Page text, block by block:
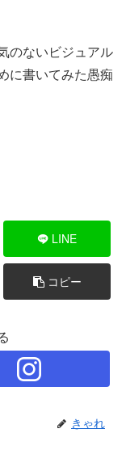
のないビジュアル
に書いてみた愚痴
LINE
コピー
きゃれ